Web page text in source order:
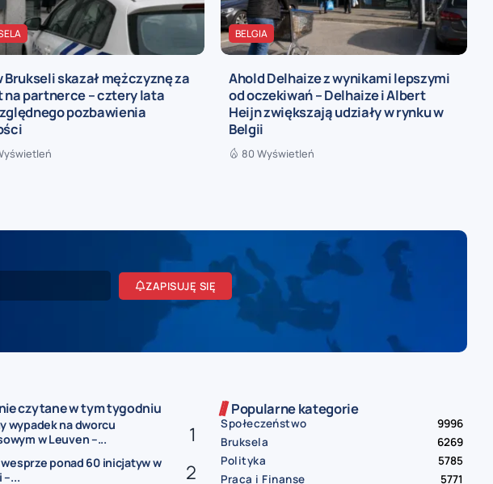
Brukseli skazał mężczyznę za
na partnerce – cztery lata
pozbawienia
BELGIA
Ahold Delhaize z wynikami lepszymi
od oczekiwań – Delhaize i Albert
Heijn zwiększają udziały w rynku w
Belgii
80 Wyświetleń
ZAPISUJĘ SIĘ
czytane w tym tygodniu
wypadek na dworcu
w Leuven –...
ponad 60 inicjatyw w
–...
Popularne kategorie
Społeczeństwo
9996
Bruksela
6269
Polityka
5785
Praca i Finanse
5771